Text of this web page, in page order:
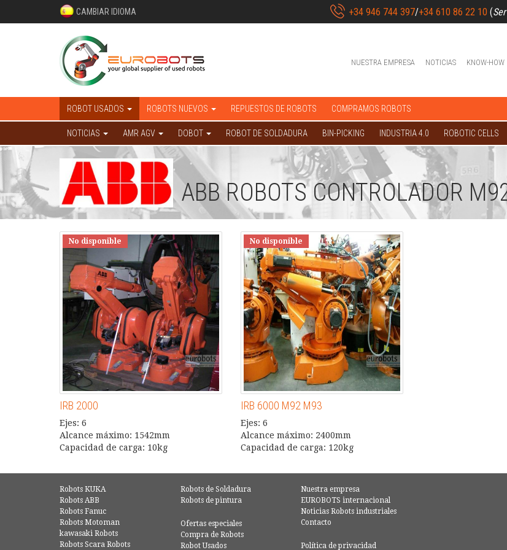
CAMBIAR IDIOMA +34 946 744 397/+34 610 86 22 10 (
NUESTRA EMPRESA NOTICIAS KNOW-HOW
ROBOT USADOS ROBOTS NUEVOS REPUESTOS DE ROBOTS COMPRAMOS ROBOTS
NOTICIAS AMR AGV DOBOT ROBOT DE SOLDADURA BIN-PICKING INDUSTRIA 4.0 ROBOTIC CELLS
ABB ROBOTS CONTROLADOR
No disponible
IRB 2000
Ejes: 6
Alcance máximo: 1542mm
Capacidad de carga: 10kg
No disponible
IRB 6000 M92 M93
Ejes: 6
Alcance máximo: 2400mm
Capacidad de carga: 120kg
Robots KUKA
Robots ABB
Robots Fanuc
Robots Motoman
kawasaki Robots
Robots Scara Robots
Robots de Soldadura
Robots de pintura
Ofertas especiales
Compra de Robots
Robot Usados
Nuestra empresa
EUROBOTS internacional
Noticias Robots industriales
Contacto
Política de privacidad